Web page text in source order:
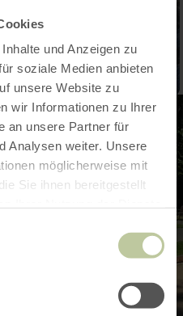
und Anzeigen zu
soziale Medien anbieten
unsere Website zu
wir Informationen zu Ihrer
an unsere Partner für
Analysen weiter. Unsere
möglicherweise mit
Sie ihnen bereitgestellt